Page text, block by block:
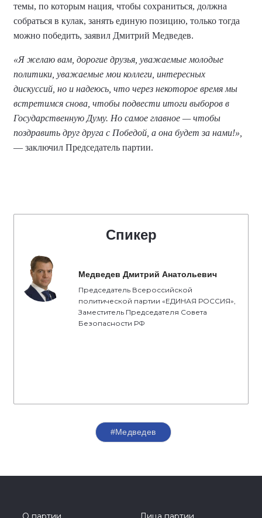
темы, по которым нация, чтобы сохраниться, должна
собраться в кулак, занять единую позицию, только тогда
можно победить, заявил Дмитрий Медведев.
«Я желаю вам, дорогие друзья, уважаемые молодые
политики, уважаемые мои коллеги, интересных
дискуссий, но и надеюсь, что через некоторое время мы
встретимся снова, чтобы подвести итоги выборов в
Государственную Думу. Но самое главное — чтобы
поздравить друг друга с Победой, а она будет за нами!»,
— заключил Председатель партии.
Спикер
Медведев Дмитрий Анатольевич
Председатель Всероссийской
политической партии «ЕДИНАЯ РОССИЯ»,
Заместитель Председателя Совета
Безопасности РФ
#Медведев